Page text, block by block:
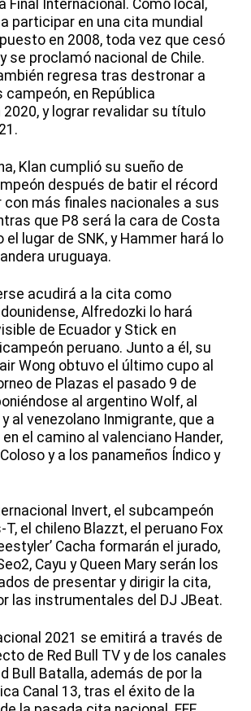
Final Internacional. Como local,
participar en una cita mundial
en 2008, toda vez que cesó
se proclamó nacional de Chile.
regresa tras destronar a
campeón, en República
2020, y lograr revalidar su título
Klan cumplió su sueño de
después de batir el récord
más finales nacionales a sus
que P8 será la cara de Costa
el lugar de SNK, y Hammer hará lo
uruguaya.
acudirá a la cita como
Alfredozki lo hará
de Ecuador y Stick en
peruano. Junto a él, su
Wong obtuvo el último cupo al
de Plazas el pasado 9 de
al argentino Wolf, al
al venezolano Inmigrante, que a
el camino al valenciano Hander,
y a los panameños Índico y
Invert, el subcampeón
el chileno Blazzt, el peruano Fox
Cacha formarán el jurado,
Cayu y Queen Mary serán los
de presentar y dirigir la cita,
las instrumentales del DJ JBeat.
2021 se emitirá a través de
de Red Bull TV y de los canales
Bull Batalla, además de por la
Canal 13, tras el éxito de la